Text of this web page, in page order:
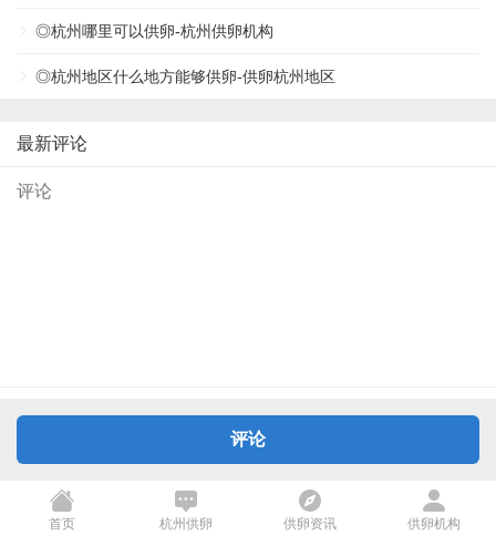
◎杭州哪里可以供卵-杭州供卵机构
◎杭州地区什么地方能够供卵-供卵杭州地区
最新评论
评论
首页 杭州供卵 供卵资讯 供卵机构